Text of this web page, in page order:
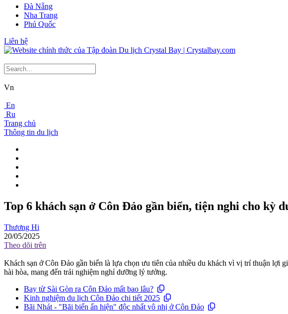
Đà Nẵng
Nha Trang
Phú Quốc
Liên hệ
Vn
En
Ru
Trang chủ
Thông tin du lịch
Top 6 khách sạn ở Côn Đảo gần biển, tiện nghi cho kỳ
Thương Hi
20/05/2025
Theo dõi trên
Khách sạn ở Côn Đảo gần biển là lựa chọn ưu tiên của nhiều du khách vì vị trí thuận lợi
hài hòa, mang đến trải nghiệm nghỉ dưỡng lý tưởng.
Bay từ Sài Gòn ra Côn Đảo mất bao lâu?
Kinh nghiệm du lịch Côn Đảo chi tiết 2025
Bãi Nhát - "Bãi biển ẩn hiện" độc nhất vô nhị ở Côn Đảo